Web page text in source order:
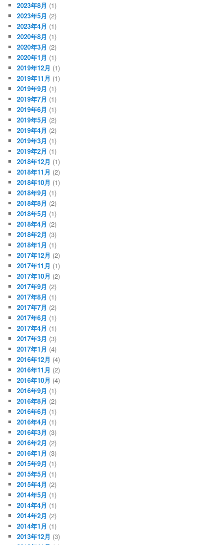
2023年8月 (1)
2023年5月 (2)
2023年4月 (1)
2020年8月 (1)
2020年3月 (2)
2020年1月 (1)
2019年12月 (1)
2019年11月 (1)
2019年9月 (1)
2019年7月 (1)
2019年6月 (1)
2019年5月 (2)
2019年4月 (2)
2019年3月 (1)
2019年2月 (1)
2018年12月 (1)
2018年11月 (2)
2018年10月 (1)
2018年9月 (1)
2018年8月 (2)
2018年5月 (1)
2018年4月 (2)
2018年2月 (3)
2018年1月 (1)
2017年12月 (2)
2017年11月 (1)
2017年10月 (2)
2017年9月 (2)
2017年8月 (1)
2017年7月 (2)
2017年6月 (1)
2017年4月 (1)
2017年3月 (3)
2017年1月 (4)
2016年12月 (4)
2016年11月 (2)
2016年10月 (4)
2016年9月 (1)
2016年8月 (2)
2016年6月 (1)
2016年4月 (1)
2016年3月 (3)
2016年2月 (2)
2016年1月 (3)
2015年9月 (1)
2015年5月 (1)
2015年4月 (2)
2014年5月 (1)
2014年4月 (1)
2014年2月 (2)
2014年1月 (1)
2013年12月 (3)